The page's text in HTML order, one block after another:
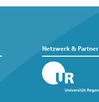
Netzwerk & Partner